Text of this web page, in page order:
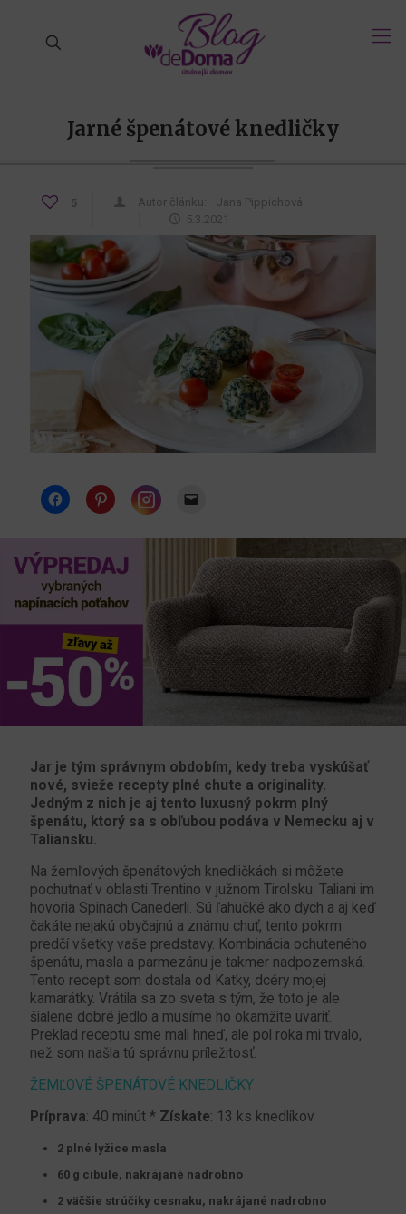
Jarné špenátové knedličky
5 Autor článku:
Jana Pippichová
5.3.2021
Instagram
Jar je tým správnym obdobím, kedy treba vyskúšať
nové, svieže recepty plné chute a originality.
Jedným z nich je aj tento luxusný pokrm plný
špenátu, ktorý sa s obľubou podáva v Nemecku aj v
Taliansku.
Na žemľových špenátových knedličkách si môžete
pochutnať v oblasti Trentino v južnom Tirolsku. Taliani im
hovoria Spinach Canederli. Sú ľahučké ako dych a aj keď
čakáte nejakú obyčajnú a známu chuť, tento pokrm
predčí všetky vaše predstavy. Kombinácia ochuteného
špenátu, masla a parmezánu je takmer nadpozemská.
Tento recept som dostala od Katky, dcéry mojej
kamarátky. Vrátila sa zo sveta s tým, že toto je ale
šialene dobré jedlo a musíme ho okamžite uvariť.
Preklad receptu sme mali hneď, ale pol roka mi trvalo,
než som našla tú správnu príležitosť.
ŽEMĽOVÉ ŠPENÁTOVÉ KNEDLIČKY
Príprava: 40 minút * Získate: 13 ks knedlíkov
2 plné lyžice masla
60 g cibule, nakrájané nadrobno
2 väčšie strúčiky cesnaku, nakrájané nadrobno